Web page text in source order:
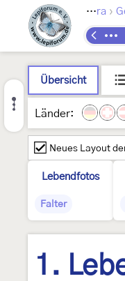
Lepidoptera ›
Übersicht
Länder:
Neues Layout
Lebendfotos
Falter
1.